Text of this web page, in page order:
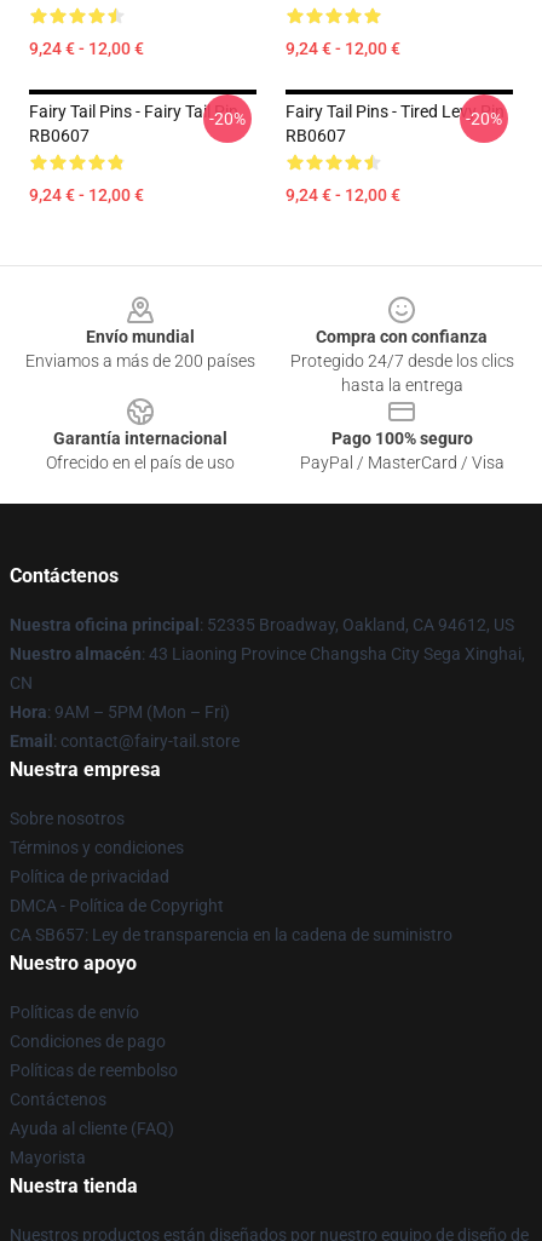
9,24 € - 12,00 € 9,24 € - 12,00 €
Fairy Tail Pins - Fairy Tail Pin
RB0607
9,24 € - 12,00 €
-20%
Fairy Tail Pins - Tired Levy Pin
RB0607
9,24 € - 12,00 €
-20%
Envío mundial
Enviamos a más de 200 países
Compra con confianza
Protegido 24/7 desde los clics
hasta la entrega
Garantía internacional
Ofrecido en el país de uso
Pago 100% seguro
PayPal / MasterCard / Visa
Contáctenos
Nuestra oficina principal : 52335 Broadway, Oakland, CA 94612, US
Nuestro almacén: 43 Liaoning Province Changsha City Sega Xinghai,
CN
Hora: 9AM – 5PM (Mon – Fri)
Email : contact@fairy-tail.store
Nuestra empresa
Sobre nosotros
Términos y condiciones
Política de privacidad
DMCA - Política de Copyright
CA SB657: Ley de transparencia en la cadena de suministro
Nuestro apoyo
Políticas de envío
Condiciones de pago
Políticas de reembolso
Contáctenos
Ayuda al cliente (FAQ)
Mayorista
Nuestra tienda
Nuestros productos están diseñados por nuestro equipo de diseño de